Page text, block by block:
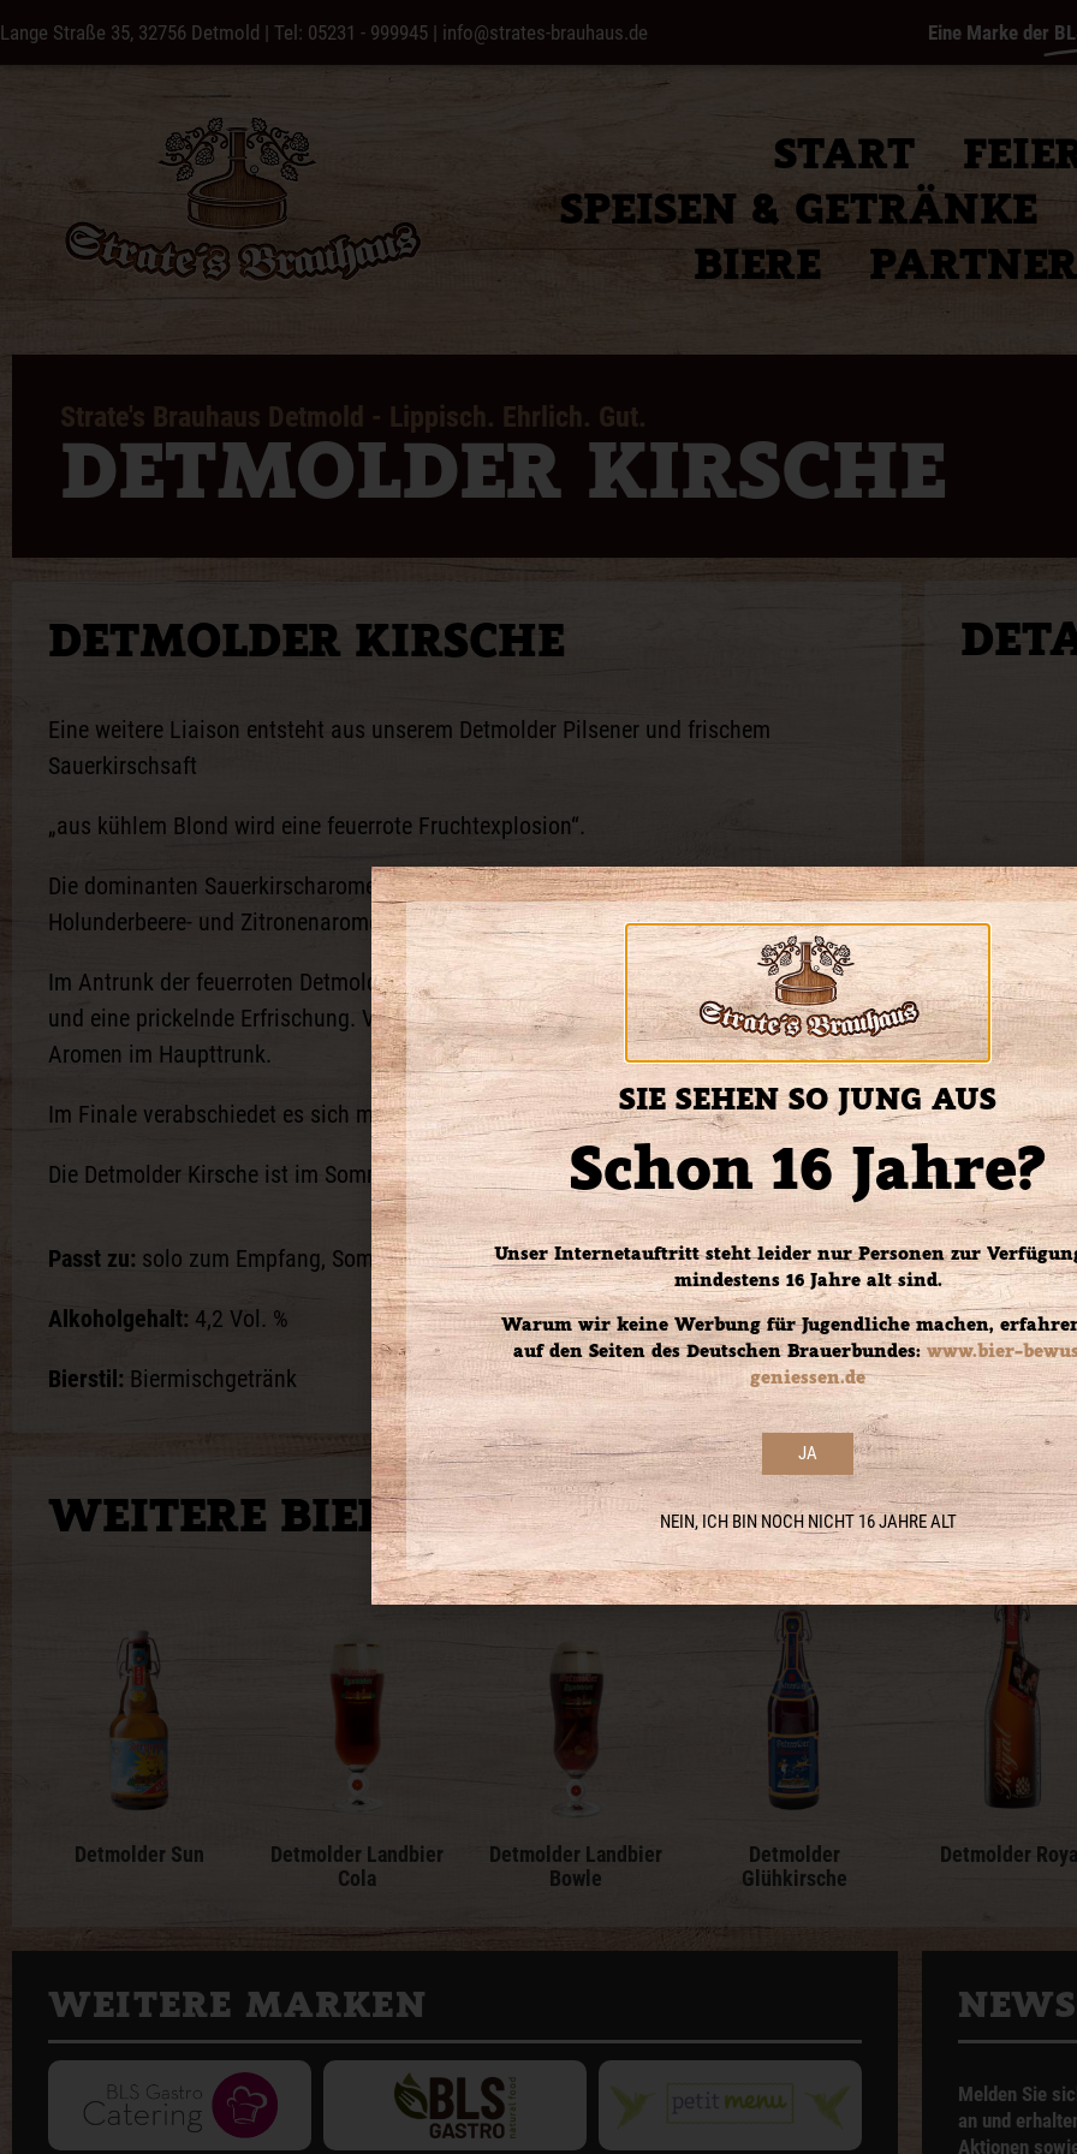
Lange Straße 35, 32756 Detmold | Tel: 05231 - 999945 | info@strates-brauhaus.de Eine Marke der
START
SPEISEN & GETRÄNKE
BIERE
PARTNER
Strate's Brauhaus Detmold - Lippisch. Ehrlich. Gut.
DETMOLDER KIRSCHE
DETMOLDER KIRSCHE
Eine weitere Liaison entsteht aus unserem Detmolder Pilsener und frischem
Sauerkirschsaft
„aus kühlem Blond wird eine feuerrote Fruchtexplosion“.
Die dominanten Sauerkirscharomen unterstreichen einen feinen Hauch an
Holunderbeere- und Zitronenaromen die für sich gut riech- und schmeckbar sind.
Im Antrunk der feuerroten Detmolder Kirsche ist eine leichte Kohlensäure zu spüren
und eine prickelnde Erfrischung. Vollmundig verbreiten sich die fruchtig süßen
Aromen im Haupttrunk.
Im Finale verabschiedet es sich mit einer angenehmen trockenen Herbe.
Die Detmolder Kirsche ist im Sommer eiskalt „on the Rocks!“ zu empfehlen.
Passt zu: solo zum Empfang, Sommersalate, dunkle Schokoladenkuchen
Alkoholgehalt: 4,2 Vol. %
Bierstil: Biermischgetränk
WEITERE BIERE
Detmolder Sun
Detmolder Landbier
Cola
Detmolder Landbier
Bowle
Detmolder
Glühkirsche
Detmolder
WEITERE MARKEN
Melden Sie
an und
Aktionen
SIE SEHEN SO JUNG AUS
Schon 16 Jahre?
Unser Internetauftritt steht leider nur Personen zur
mindestens 16 Jahre alt sind.
Warum wir keine Werbung für Jugendliche machen,
auf den Seiten des Deutschen Brauerbundes: www.bier-
geniessen.de
JA
NEIN, ICH BIN NOCH NICHT 16 JAHRE ALT